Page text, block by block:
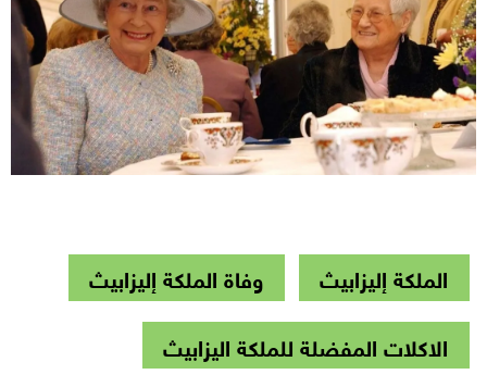
الملكة إليزابيث
وفاة الملكة إليزابيث
الاكلات المفضلة للملكة اليزابيث